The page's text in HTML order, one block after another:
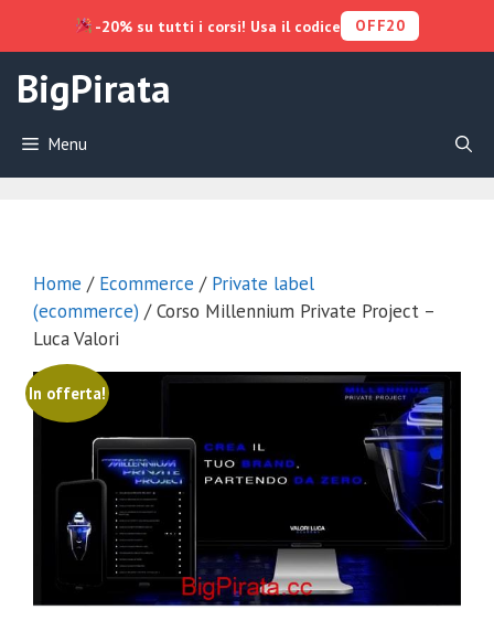
contenuto
BigPirata
Menu
Home / Ecommerce / Private label
(ecommerce) / Corso Millennium Private Project –
Luca Valori
In offerta!
-20% su tutti i corsi! Usa il codice OFF20